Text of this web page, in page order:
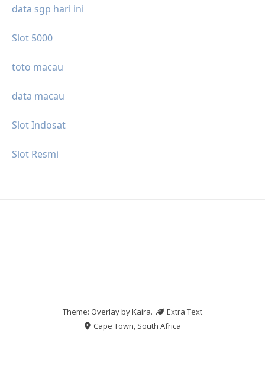
data sgp hari ini
Slot 5000
toto macau
data macau
Slot Indosat
Slot Resmi
Theme: Overlay byKaira.
Extra Text
Cape Town, South Africa